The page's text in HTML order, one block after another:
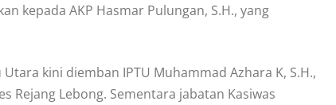
kepada AKP Hasmar Pulungan, S.H., yang
kini diemban IPTU Muhammad Azhara K, S.H.,
Rejang Lebong. Sementara jabatan Kasiwas